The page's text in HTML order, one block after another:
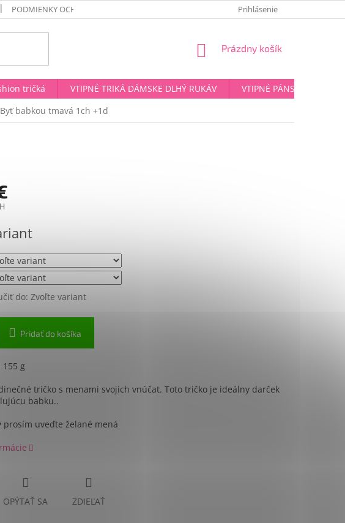
PODMIENKY OCHRANY OSOBNÝCH ÚDAJOV Prihlásenie
NÁKUPNÝ
Prázdny košík
tričká VTIPNÉ TRIKÁ DÁMSKE DLHÝ RUKÁV
VTIPNÉ PÁNSKE TRIKÁ
Byť babkou tmavá 1ch +1d
do: Zvoľte variant
Pridať do košíka
155 g
tričko s menami svojich vnúčat. Toto tričko je ideálny darček
babku..
prosím uveďte želané mená
OPÝTAŤ SA ZDIEĽAŤ